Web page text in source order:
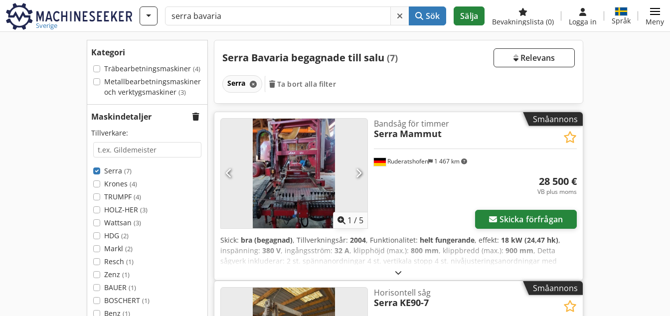
Sverige
Sök Sälja
Bevakningslista (0) Logga in Språk Meny
Kategori
Träbearbetningsmaskiner (4)
Metallbearbetningsmaskiner
och verktygsmaskiner (3)
Maskindetaljer
Tillverkare:
Serra (7)
Krones (4)
TRUMPF (4)
HOLZ-HER (3)
Wattsan (3)
HDG (2)
Markl (2)
Resch (1)
Zenz (1)
BAUER (1)
BOSCHERT (1)
Benz (1)
Serra Bavaria begagnade till salu (7) Relevans
Serra Ta bort alla filter
Småannons
1 / 5
Ruderatshofen 1 467 km
Bandsåg för timmer
Serra Mammut
28 500 €
VB plus moms
Skicka förfrågan
Skick: bra (begagnad), Tillverkningsår: 2004, Funktionalitet: helt fungerande, effekt: 18 kW (24,47 hk),
inspänning: 380 V, ingångsström: 32 A, klipphöjd (max.): 800 mm, klippbredd (max.): 900 mm, Detta
sågverk inkluderar: 2 st. spännanordningar 4 st. vertikala stopp 4 st. nivåjusteringsanordningar med
klämmor 3 st. stamlyftarmar 1 st. försågningsenhet 1 st. stamrulle med drivmotor Dsdjzk Exdepfx Apasck
1 st. smörjsystem för sågblad 1 st. vattensmörjsystem 1 st. elektrisk positionsstyrning Grundläggande
såglängd: 7,1 m Stamdiameter: ca 90 cm Hydraulikpump: 17 liter Motoreffekt: 18 kW Sågbladsbredd: 100
Småannons
Horisontell såg
Serra KE90-7